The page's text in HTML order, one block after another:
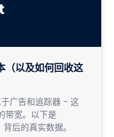
（以及如何回收这
广告和追踪器 - 这
带宽。以下是
后的真实数据。